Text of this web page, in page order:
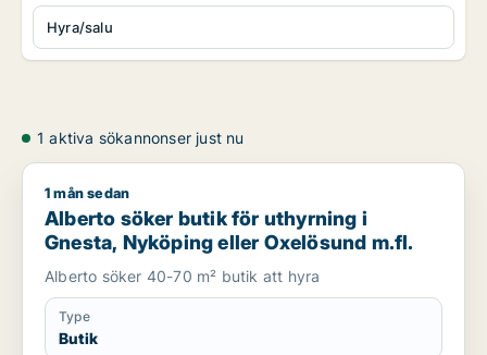
Hyra/salu
1 aktiva sökannonser just nu
Alberto söker butik för uthyrning i Gnesta, Nyköping eller
1 mån sedan
Alberto söker butik för uthyrning i
Gnesta, Nyköping eller Oxelösund m.fl.
Alberto söker 40-70 m² butik att hyra
Type
Butik